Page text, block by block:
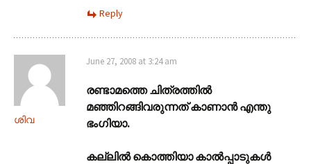
Reply
ശിവ
June 27, 2008 at 3:24 am
രണ്ടാമത്തെ ചിത്രത്തില്‍
മഞ്ഞിറങ്ങിവരുന്നത് കാണാന്‍ എന്തു
ഭംഗിയാ.
കല്ലില്‍ കൊത്തിയാ കാല്‍പ്പാടുകള്‍